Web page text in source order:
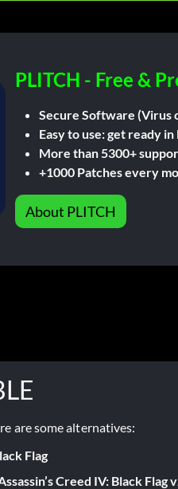
PLITCH - Free &
Secure Software (Virus
Easy to use: get ready in
More than 5300+
+1000 Patches every
About PLITCH
are some alternatives:
Flag
Creed IV: Black